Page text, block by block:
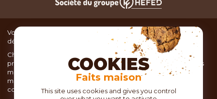
Vous recherchez du matériel de cuisine pour concocter de
délicieux plats ou des pâtisseries dignes d’un grand chef ?
Chez TOC, boutique d’ustensiles de cuisine, nous vous
proposons une large sélection de produits issus des meilleures
marques de matériel de cuisine: Ustensiles de pâtisserie,
matériel de cuisson, service de table, ustensiles de cuisine,
coutellerie, set picnic.
COOKIES
Faits maison
This site uses cookies and gives you control